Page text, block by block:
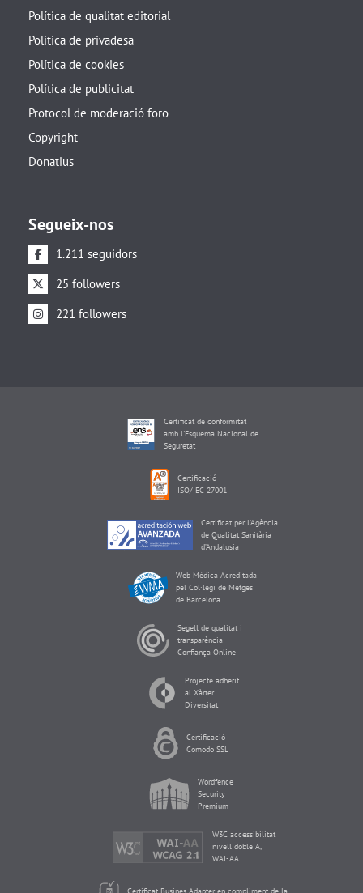
Política de qualitat editorial
Política de privadesa
Política de cookies
Política de publicitat
Protocol de moderació foro
Copyright
Donatius
Segueix-nos
1.211 seguidors
25 followers
221 followers
Certificat de conformitat
amb l'Esquema Nacional de
Seguretat
Certificació
ISO/IEC 27001
Certificat per l’Agència
de Qualitat Sanitària
d’Andalusia
Web Mèdica Acreditada
pel Col·legi de Metges
de Barcelona
Segell de qualitat i
transparència
Confiança Online
Projecte adherit
al Xàrter
Diversitat
Certificació
Comodo SSL
Wordfence
Security
Premium
W3C accessibilitat
nivell doble A,
WAI-AA